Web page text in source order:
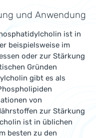
und Anwendung
ist in
beispielsweise im
oder zur Stärkung
Gründen
gibt es als
von
zur Stärkung
ist in üblichen
besten zu den